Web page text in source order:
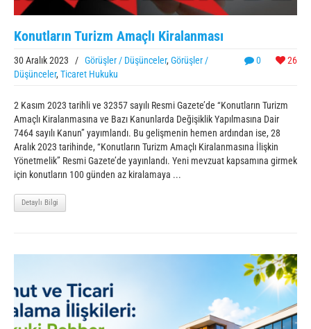
Konutların Turizm Amaçlı Kiralanması
0 26
30 Aralık 2023 / Görüşler / Düşünceler, Görüşler /
Düşünceler, Ticaret Hukuku
2 Kasım 2023 tarihli ve 32357 sayılı Resmi Gazete’de “Konutların Turizm
Amaçlı Kiralanmasına ve Bazı Kanunlarda Değişiklik Yapılmasına Dair
7464 sayılı Kanun” yayımlandı. Bu gelişmenin hemen ardından ise, 28
Aralık 2023 tarihinde, “Konutların Turizm Amaçlı Kiralanmasına İlişkin
Yönetmelik” Resmi Gazete’de yayınlandı. Yeni mevzuat kapsamına girmek
için konutların 100 günden az kiralamaya ...
Detaylı Bilgi